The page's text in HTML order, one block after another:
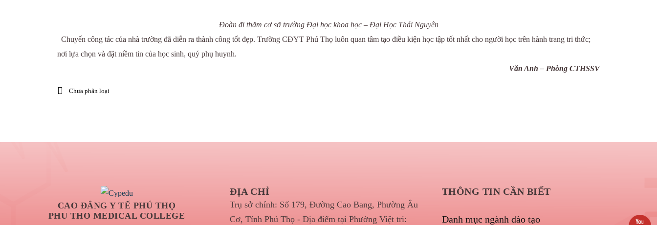
Đoàn đi thăm cơ sở trường Đại học khoa học – Đại Học Thái Nguyên
Chuyến công tác của nhà trường đã diễn ra thành công tốt đẹp. Trường CĐYT Phú Thọ luôn quan tâm tạo điều kiện học tập tốt nhất cho người học trên hành trang tri thức;
nơi lựa chọn và đặt niềm tin của học sinh, quý phụ huynh.
Văn Anh – Phòng CTHSSV
Chưa phân loại
CAO ĐẲNG Y TẾ PHÚ THỌ
PHU THO MEDICAL COLLEGE
ĐỊA CHỈ
Trụ sở chính: Số 179, Đường Cao Bang, Phường Âu
Cơ, Tỉnh Phú Thọ - Địa điểm tại Phường Việt trì:
THÔNG TIN CẦN BIẾT
Danh mục ngành đào tạo